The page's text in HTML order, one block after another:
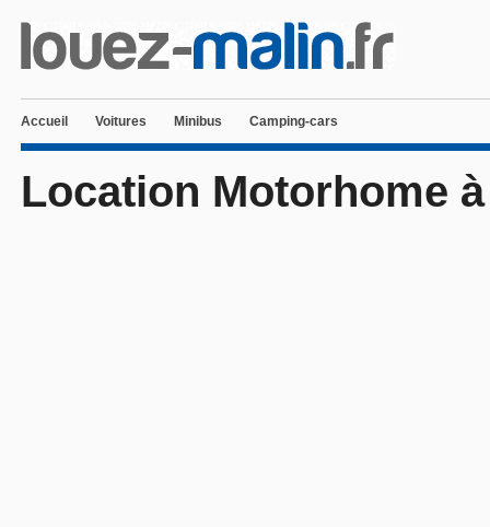
Accueil Voitures Minibus Camping-cars
Location Motorhome